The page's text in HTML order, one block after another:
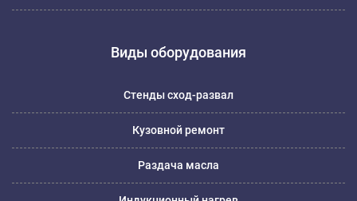
Виды оборудования
Стенды сход-развал
Кузовной ремонт
Раздача масла